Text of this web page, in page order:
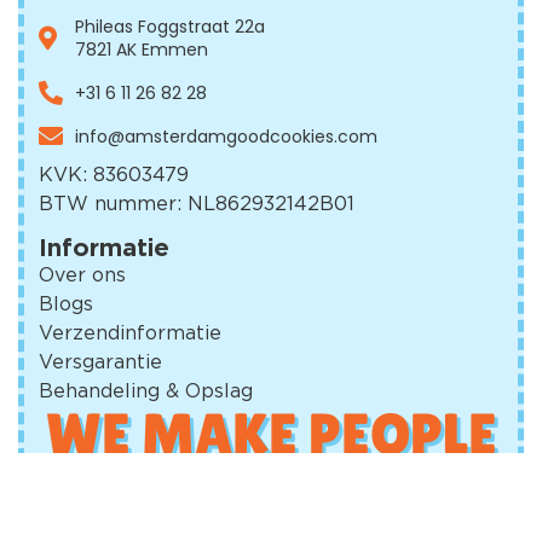
Phileas Foggstraat 22a
7821 AK Emmen
+31 6 11 26 82 28
info@amsterdamgoodcookies.com
KVK: 83603479
BTW nummer: NL862932142B01
Informatie
Over ons
Blogs
Verzendinformatie
Versgarantie
Behandeling & Opslag
WE MAKE PEOPLE